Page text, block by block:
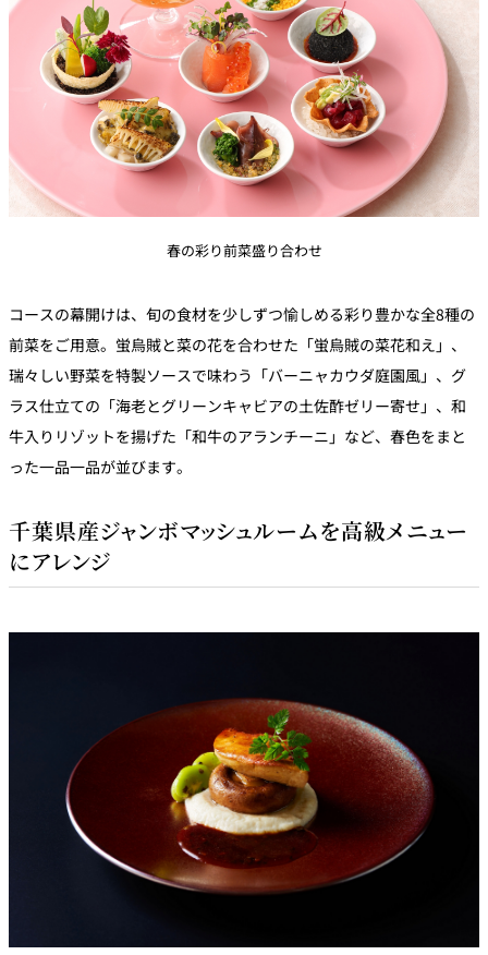
春の彩り前菜盛り合わせ
コースの幕開けは、旬の食材を少しずつ愉しめる彩り豊かな全8種の
前菜をご用意。蛍烏賊と菜の花を合わせた「蛍烏賊の菜花和え」、
瑞々しい野菜を特製ソースで味わう「バーニャカウダ庭園風」、グ
ラス仕立ての「海老とグリーンキャビアの土佐酢ゼリー寄せ」、和
牛入りリゾットを揚げた「和牛のアランチーニ」など、春色をまと
った一品一品が並びます。
千葉県産ジャンボマッシュルームを高級メニュー
にアレンジ